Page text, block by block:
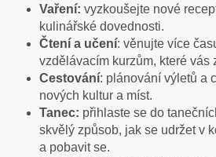
Vaření: vyzkoušejte nové
kulinářské dovednosti.
Čtení a učení: věnujte více
vzdělávacím kurzům, které vás
Cestování: plánování výletů a
nových kultur a míst.
Tanec: přihlaste se do
skvělý způsob, jak se udržet v
a pobavit se.